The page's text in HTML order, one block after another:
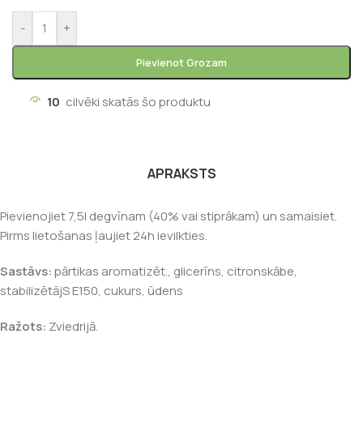
- +
Pievienot Grozam
10 cilvēki skatās šo produktu
APRAKSTS
Pievienojiet 7,5l degvīnam (40% vai stiprākam) un samaisiet.
Pirms lietošanas ļaujiet 24h ievilkties.
Sastāvs:pārtikas aromatizēt., glicerīns, citronskābe,
stabilizētājS E150, cukurs, ūdens
Ražots: Zviedrijā.